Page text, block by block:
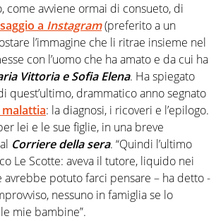
come avviene ormai di consueto, di
a Instagram(preferito a un
l’immagine che li ritrae insieme nel
con l’uomo che ha amato e da cui ha
Vittoria e Sofia Elena. Ha spiegato
quest’ultimo, drammatico anno segnato
malattia: la diagnosi, i ricoveri e l’epilogo.
lei e le sue figlie, in una breve
Corriere della sera. “Quindi l’ultimo
Le Scotte: aveva il tutore, liquido nei
avrebbe potuto farci pensare – ha detto -
nessuno in famiglia se lo
mie bambine”.